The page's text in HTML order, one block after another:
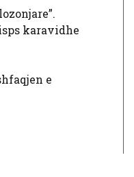
karavidhe
e